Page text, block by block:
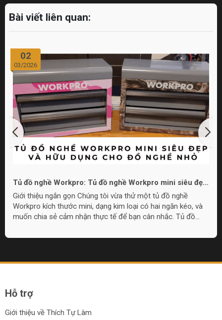
Bài viết liên quan:
02
03/2026
Tủ đồ nghề Workpro: Tủ đồ nghề Workpro mini siêu đẹp
và hữu dụng cho đồ nghề nhỏ
Giới thiệu ngắn gọn Chúng tôi vừa thử một tủ đồ nghề
Workpro kích thước mini, dạng kim loại có hai ngăn kéo, và
muốn chia sẻ cảm nhận thực tế để bạn cân nhắc. Tủ đồ
nghề nhỏ gọn, làm quà tặng, hoặc đặt trong góc làm việc khi
Hỗ trợ
Giới thiệu về Thích Tự Làm